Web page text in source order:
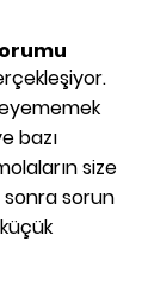
bazı
size
sonra sorun